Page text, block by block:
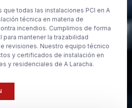
que todas las instalaciones PCI en A
técnica en materia de
incendios. Cumplimos de forma
para mantener la trazabilidad
revisiones. Nuestro equipo técnico
y certificados de instalación en
y residenciales de A Laracha.